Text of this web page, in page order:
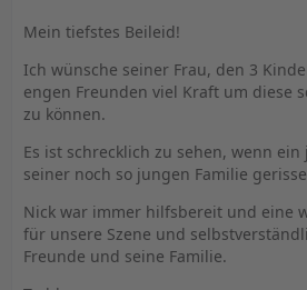
Mein tiefstes Beileid!
Ich wünsche seiner Frau, den 3
engen Freunden viel Kraft um diese
zu können.
Es ist schrecklich zu sehen, wenn
seiner noch so jungen Familie
Nick war immer hilfsbereit und eine
für unsere Szene und
Freunde und seine Familie.